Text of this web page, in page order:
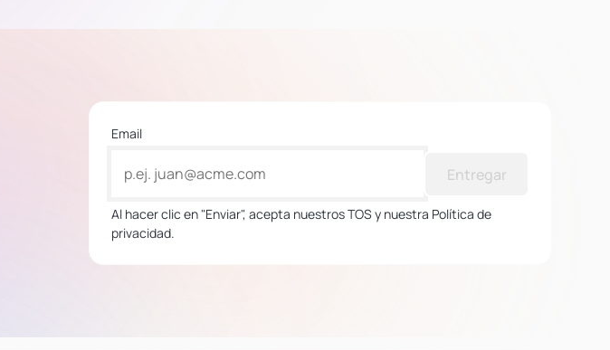
Email
Entregar
Al hacer clic en "Enviar", acepta nuestros TOS y nuestra Política de
privacidad.